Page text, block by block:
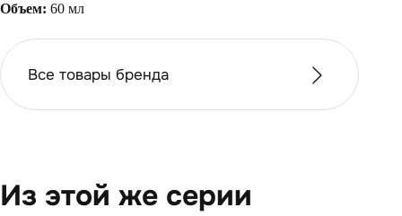
Объем: 60 мл
Все товары бренда
Из этой же серии